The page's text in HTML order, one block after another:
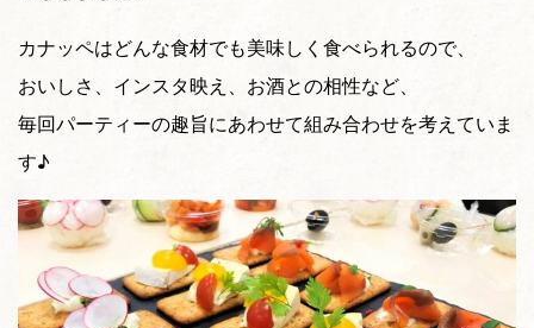
カナッペはどんな食材でも美味しく食べられるので、
おいしさ、インスタ映え、お酒との相性など、
毎回パーティーの趣旨にあわせて組み合わせを考えていま
す♪